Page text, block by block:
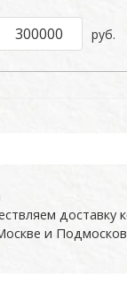
руб.
доставку
и